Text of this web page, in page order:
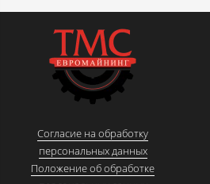
Согласие на обработку
персональных данных
Положение об обработке